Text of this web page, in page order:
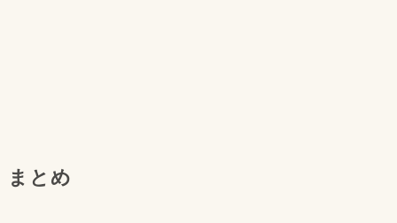
まとめ